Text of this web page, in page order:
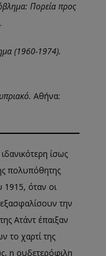
Πορεία προς
(1960-1974).
Αθήνα:
ίσως
πολυπόθητης
1915, όταν οι
την
Ατάντ έπαιξαν
το χαρτί της
η ουδετερόφιλη